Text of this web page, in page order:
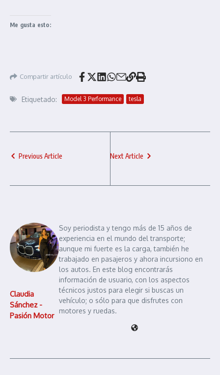
Me gusta esto:
Compartir artículo
Etiquetado: Model 3 Performance tesla
Previous Article Next Article
Claudia
Sánchez -
Pasión Motor
Soy periodista y tengo más de 15 años de
experiencia en el mundo del transporte;
aunque mi fuerte es la carga, también he
trabajado en pasajeros y ahora incursiono en
los autos. En este blog encontrarás
información de usuario, con los aspectos
técnicos justos para elegir si buscas un
vehículo; o sólo para que disfrutes con
motores y ruedas.